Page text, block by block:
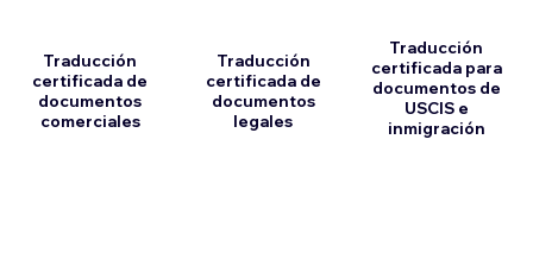
Traducción
certificada de
documentos
comerciales
Traducción
certificada de
documentos
legales
Traducción
certificada para
documentos de
USCIS e
inmigración